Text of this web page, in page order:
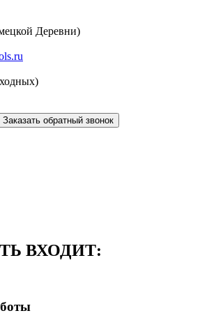
Деревни)
Заказать обратный звонок
ВХОДИТ: